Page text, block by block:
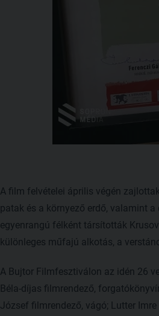
A film felvételei április végén
patak és a környező erdő, valamint
egyenrangú félként társították
különleges műfajú alkotás, a
A Bujtor Filmfesztiválon az idén 26
Béla-díjas filmrendező,
József filmrendező, vágó; Lutter